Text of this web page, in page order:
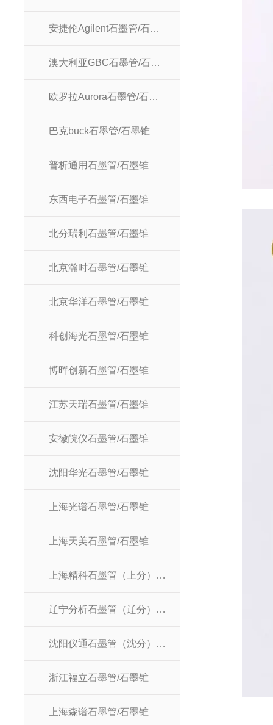
安捷伦Agilent石墨管/石墨锥
澳大利亚GBC石墨管/石墨锥
欧罗拉Aurora石墨管/石墨锥
巴克buck石墨管/石墨锥
普析通用石墨管/石墨锥
东西电子石墨管/石墨锥
北分瑞利石墨管/石墨锥
北京瀚时石墨管/石墨锥
北京华洋石墨管/石墨锥
科创海光石墨管/石墨锥
博晖创新石墨管/石墨锥
江苏天瑞石墨管/石墨锥
安徽皖仪石墨管/石墨锥
沈阳华光石墨管/石墨锥
上海光谱石墨管/石墨锥
上海天美石墨管/石墨锥
上海精科石墨管（上分）/石墨锥
辽宁分析石墨管（辽分）/石墨锥
沈阳仪通石墨管（沈分）/石墨锥
浙江福立石墨管/石墨锥
上海森谱石墨管/石墨锥